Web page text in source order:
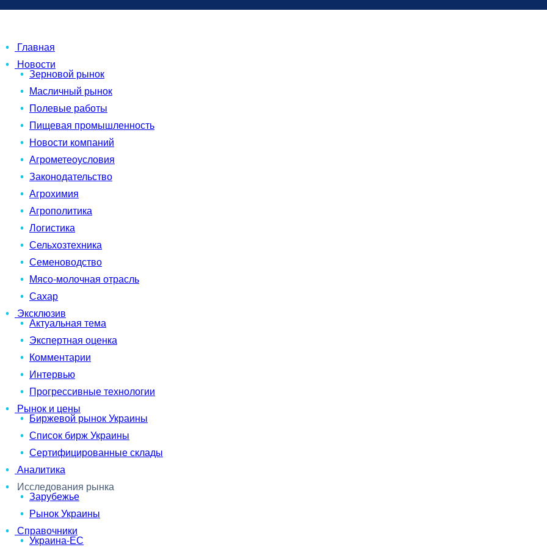
Главная
Новости
Зерновой рынок
Масличный рынок
Полевые работы
Пищевая промышленность
Новости компаний
Агрометеоусловия
Законодательство
Агрохимия
Агрополитика
Логистика
Сельхозтехника
Семеноводство
Мясо-молочная отрасль
Сахар
Эксклюзив
Актуальная тема
Экспертная оценка
Комментарии
Интервью
Прогрессивные технологии
Рынок и цены
Биржевой рынок Украины
Список бирж Украины
Сертифицированные склады
Аналитика
Исследования рынка
Зарубежье
Рынок Украины
Справочники
Украина-ЕС